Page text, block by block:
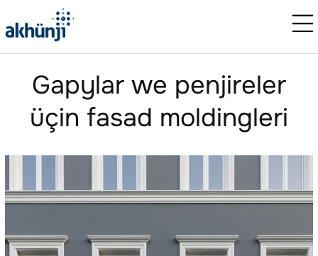
Gapylar we penjireler
üçin fasad moldingleri